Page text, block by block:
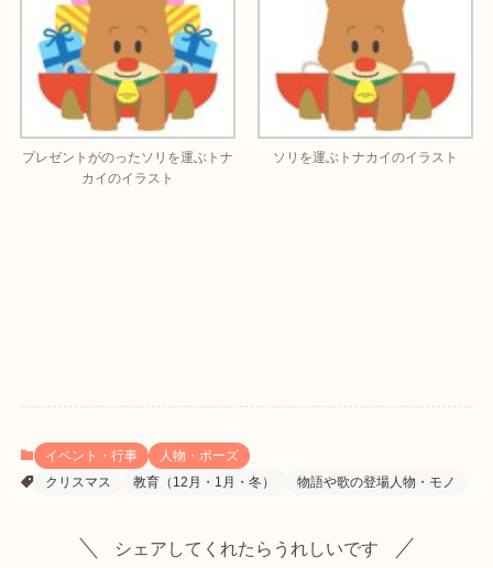
プレゼントがのったソリを運ぶトナ
カイのイラスト
ソリを運ぶトナカイのイラスト
イベント・行事
人物・ポーズ
クリスマス
教育（12月・1月・冬） 物語や歌の登場人物・モノ
シェアしてくれたらうれしいです